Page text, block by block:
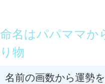
命名はパパママか
り物
名前の画数から運勢を